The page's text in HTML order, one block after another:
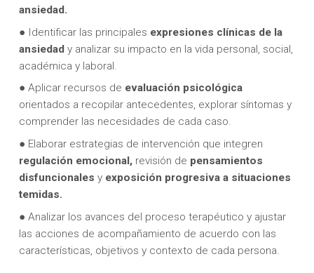
ansiedad.
● Identificar las principales expresiones clínicas de la
ansiedady analizar su impacto en la vida personal, social,
académica y laboral.
● Aplicar recursos de evaluación psicológica
orientados a recopilar antecedentes, explorar síntomas y
comprender las necesidades de cada caso.
● Elaborar estrategias de intervención que integren
regulación emocional,revisión de pensamientos
disfuncionales y exposición progresiva a situaciones
temidas.
● Analizar los avances del proceso terapéutico y ajustar
las acciones de acompañamiento de acuerdo con las
características, objetivos y contexto de cada persona.